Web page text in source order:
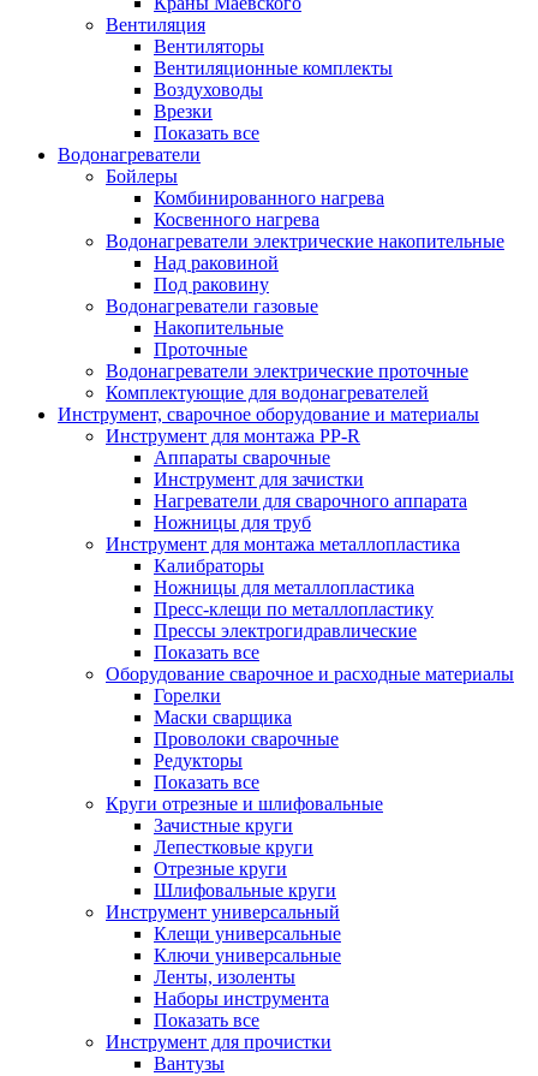
Вентиляция
Вентиляторы
Вентиляционные комплекты
Воздуховоды
Врезки
Показать все
Водонагреватели
Бойлеры
Комбинированного нагрева
Косвенного нагрева
Водонагреватели электрические накопительные
Над раковиной
Под раковину
Водонагреватели газовые
Накопительные
Проточные
Водонагреватели электрические проточные
Комплектующие для водонагревателей
Инструмент, сварочное оборудование и материалы
Инструмент для монтажа PP-R
Аппараты сварочные
Инструмент для зачистки
Нагреватели для сварочного аппарата
Ножницы для труб
Инструмент для монтажа металлопластика
Калибраторы
Ножницы для металлопластика
Пресс-клещи по металлопластику
Прессы электрогидравлические
Показать все
Оборудование сварочное и расходные материалы
Горелки
Маски сварщика
Проволоки сварочные
Редукторы
Показать все
Круги отрезные и шлифовальные
Зачистные круги
Лепестковые круги
Отрезные круги
Шлифовальные круги
Инструмент универсальный
Клещи универсальные
Ключи универсальные
Ленты, изоленты
Наборы инструмента
Показать все
Инструмент для прочистки
Вантузы